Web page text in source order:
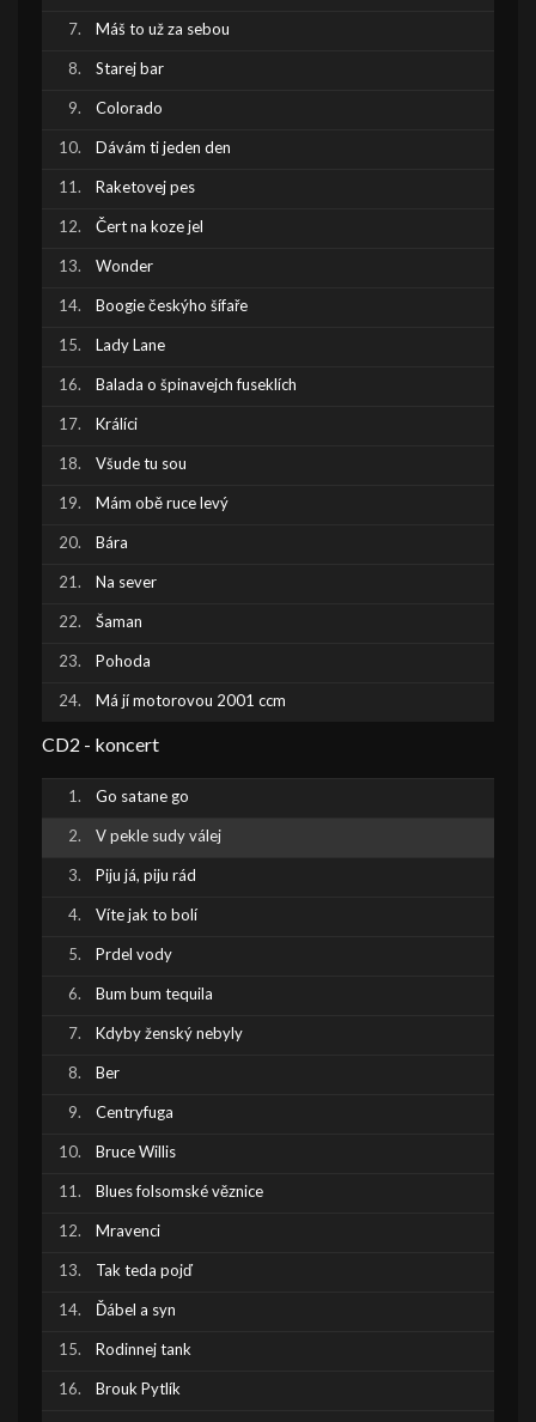
Máš to už za sebou
Starej bar
Colorado
Dávám ti jeden den
Raketovej pes
Čert na koze jel
Wonder
Boogie českýho šífaře
Lady Lane
Balada o špinavejch fuseklích
Králíci
Všude tu sou
Mám obě ruce levý
Bára
Na sever
Šaman
Pohoda
Má jí motorovou 2001 ccm
CD2 - koncert
Go satane go
V pekle sudy válej
Piju já, piju rád
Víte jak to bolí
Prdel vody
Bum bum tequila
Kdyby ženský nebyly
Ber
Centryfuga
Bruce Willis
Blues folsomské věznice
Mravenci
Tak teda pojď
Ďábel a syn
Rodinnej tank
Brouk Pytlík